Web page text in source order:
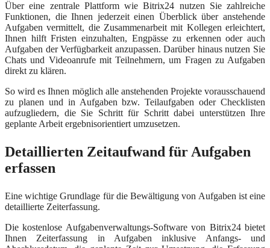
Über eine zentrale Plattform wie Bitrix24 nutzen Sie zahlreiche
Funktionen, die Ihnen jederzeit einen Überblick über anstehende
Aufgaben vermittelt, die Zusammenarbeit mit Kollegen erleichtert,
Ihnen hilft Fristen einzuhalten, Engpässe zu erkennen oder auch
Aufgaben der Verfügbarkeit anzupassen. Darüber hinaus nutzen Sie
Chats und Videoanrufe mit Teilnehmern, um Fragen zu Aufgaben
direkt zu klären.
So wird es Ihnen möglich alle anstehenden Projekte vorausschauend
zu planen und in Aufgaben bzw. Teilaufgaben oder Checklisten
aufzugliedern, die Sie Schritt für Schritt dabei unterstützen Ihre
geplante Arbeit ergebnisorientiert umzusetzen.
Detaillierten Zeitaufwand für Aufgaben
erfassen
Eine wichtige Grundlage für die Bewältigung von Aufgaben ist eine
detaillierte Zeiterfassung.
Die kostenlose Aufgabenverwaltungs-Software von Bitrix24 bietet
Ihnen Zeiterfassung in Aufgaben inklusive Anfangs- und